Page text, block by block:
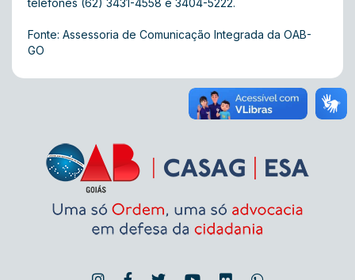
telefones (62) 3431-4558 e 3404-5222.
Fonte: Assessoria de Comunicação Integrada da OAB-
GO